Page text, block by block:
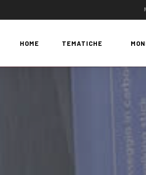
HOME TEMATICHE